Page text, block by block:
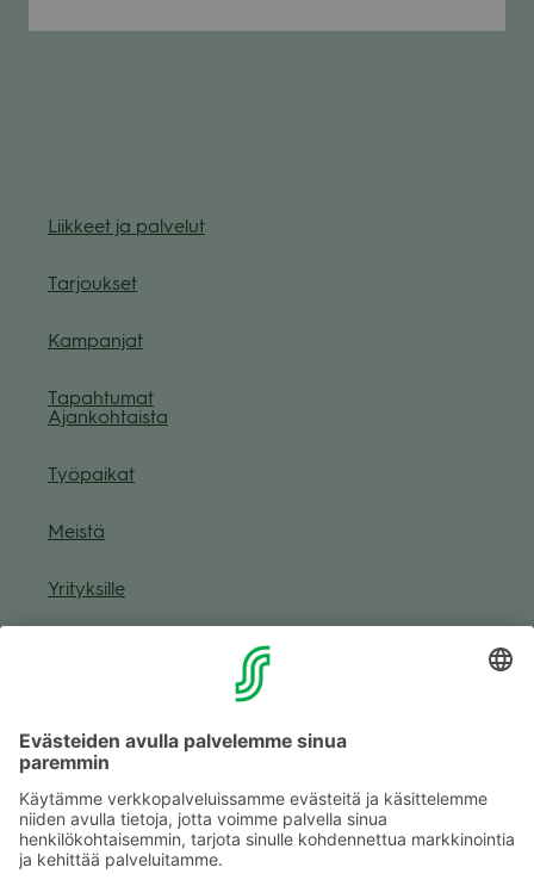
Liik­keet ja pal­ve­lut
Tar­jouk­set
Kam­pan­jat
Tapah­tu­mat
Ajan­koh­taista
Työ­pai­kat
Meistä
Yri­tyk­sille
Muuta eväs­tea­se­tuk­sia & eväs­tein­for­maa­tio
Tie­to­suo­ja­se­loste (Arina)